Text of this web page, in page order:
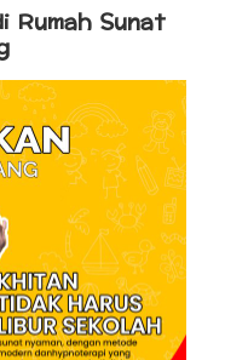
Rumah Sunat